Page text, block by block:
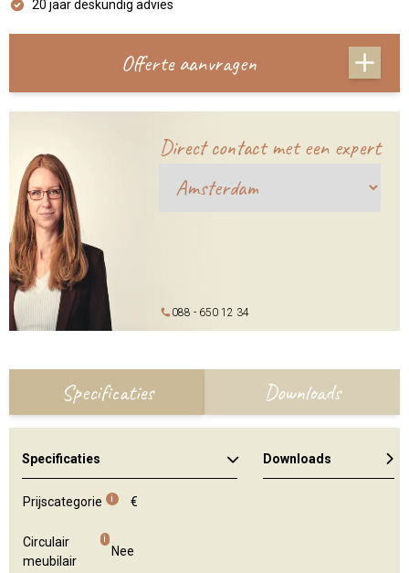
20 jaar deskundig advies
Offerte aanvragen
Direct contact met een expert
088 - 650 12 34
Specificaties Downloads
Specificaties
Prijscategorie i €
Circulair
meubilair
i
Nee
Downloads